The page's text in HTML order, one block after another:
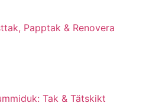
Papptak & Renovera
Tak & Tätskikt